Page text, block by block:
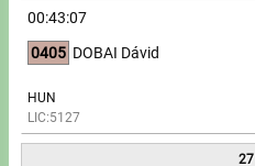
00:43:07
0405 DOBAI Dávid
HUN
LIC:5127
27